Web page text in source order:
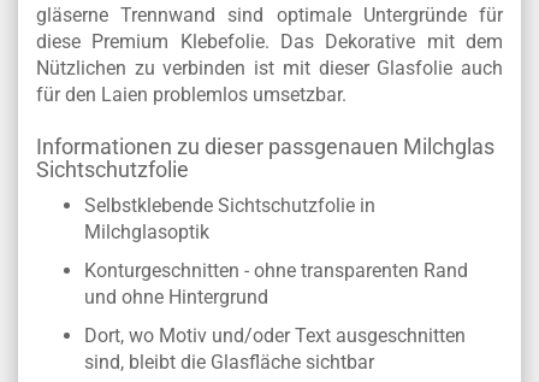
gläserne Trennwand sind optimale Untergründe für
diese Premium Klebefolie. Das Dekorative mit dem
Nützlichen zu verbinden ist mit dieser Glasfolie auch
für den Laien problemlos umsetzbar.
Informationen zu dieser passgenauen Milchglas
Sichtschutzfolie
Selbstklebende Sichtschutzfolie in
Milchglasoptik
Konturgeschnitten - ohne transparenten Rand
und ohne Hintergrund
Dort, wo Motiv und/oder Text ausgeschnitten
sind, bleibt die Glasfläche sichtbar